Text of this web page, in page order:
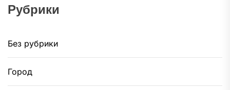
Рубрики
Без рубрики
Город